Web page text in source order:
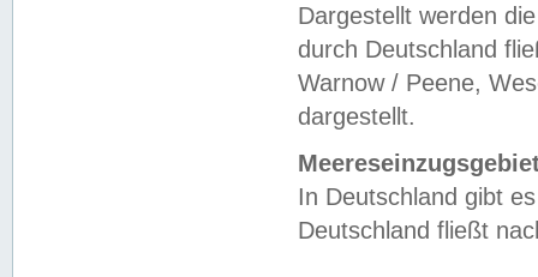
Dargestellt werden
durch Deutschland
Warnow / Peene,
dargestellt.
In Deutschland gibt
Deutschland fließt